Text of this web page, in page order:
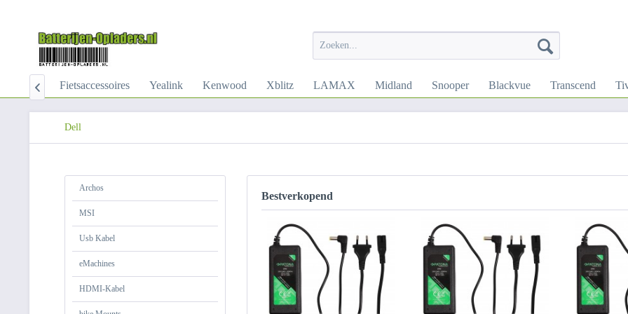
Bosch Fietsaccessoires Yealink Kenwood Xblitz LAMAX Midland Snooper Blackvue Transcend

Dell
Archos
MSI
Usb Kabel
eMachines
HDMI-Kabel
Bestverkopend